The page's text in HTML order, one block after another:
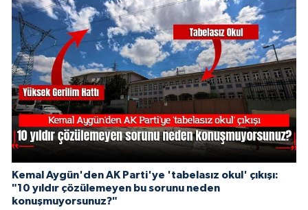
Kemal Aygün'den AK Parti'ye 'tabelasız okul' çıkışı:
"10 yıldır çözülemeyen bu sorunu neden
konuşmuyorsunuz?"